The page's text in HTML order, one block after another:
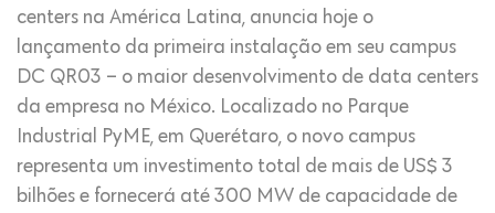
centers na América Latina, anuncia hoje o
lançamento da primeira instalação em seu campus
DC QR03 – o maior desenvolvimento de data centers
da empresa no México. Localizado no Parque
Industrial PyME, em Querétaro, o novo campus
representa um investimento total de mais de US$ 3
bilhões e fornecerá até 300 MW de capacidade de